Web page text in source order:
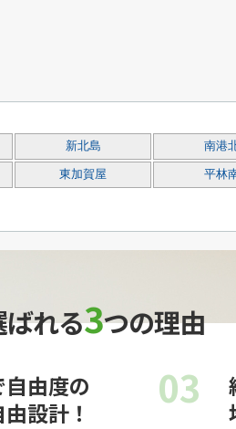
新北島 南港
東加賀屋 平林
れる3つの理由
由度の
設計！
03